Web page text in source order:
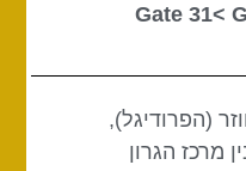
(הפרודיגל),
מרכז הגרון